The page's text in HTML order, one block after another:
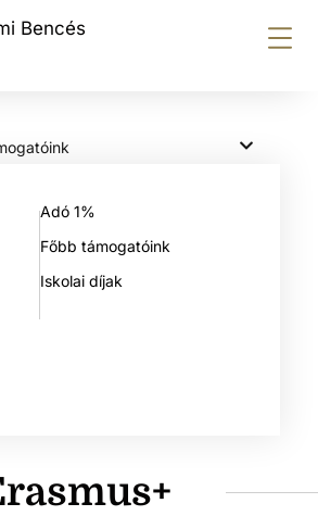
Bencés
Adó 1%
Főbb támogatóink
Iskolai díjak